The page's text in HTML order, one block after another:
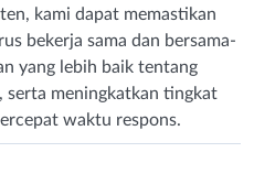
kami dapat memastikan
bekerja sama dan bersama-
yang lebih baik tentang
serta meningkatkan tingkat
waktu respons.